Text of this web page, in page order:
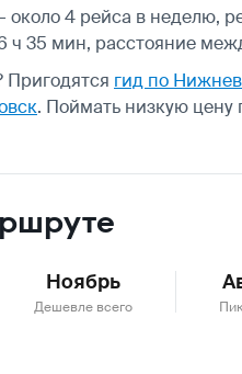
4 рейса в неделю,
ч 35 мин, расстояние
Пригодятся гид по
. Поймать низкую цену
Ноябрь
Дешевле всего